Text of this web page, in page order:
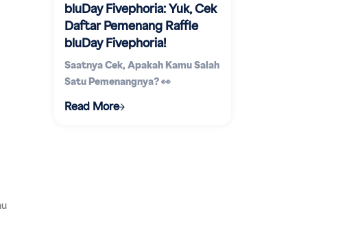
bluDay Fivephoria: Yuk, Cek
Daftar Pemenang Raffle
bluDay Fivephoria!
Saatnya Cek, Apakah Kamu Salah
Satu Pemenangnya? 👀
Read More